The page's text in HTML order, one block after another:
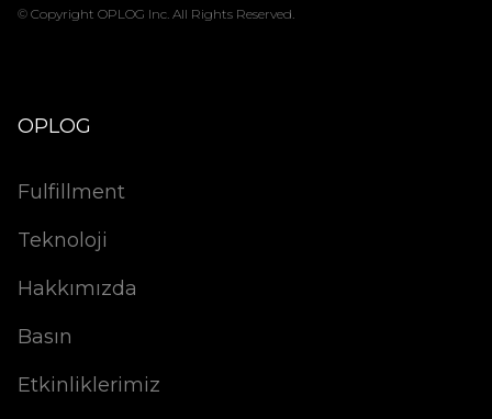
© Copyright OPLOG Inc. All Rights Reserved.
OPLOG
Fulfillment
Teknoloji
Hakkımızda
Basın
Etkinliklerimiz